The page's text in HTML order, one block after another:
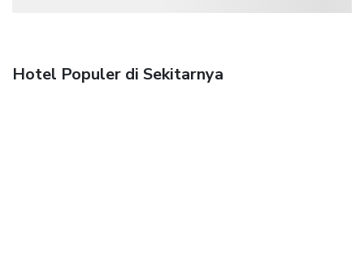
Hotel Populer di Sekitarnya